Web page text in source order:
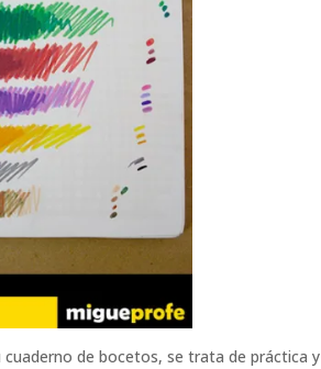
de bocetos, se trata de práctica y